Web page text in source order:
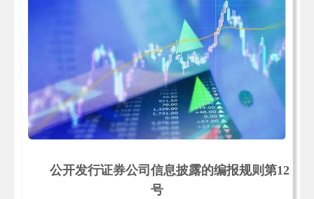
公开发行证券公司信息披露的编报规则第12
号